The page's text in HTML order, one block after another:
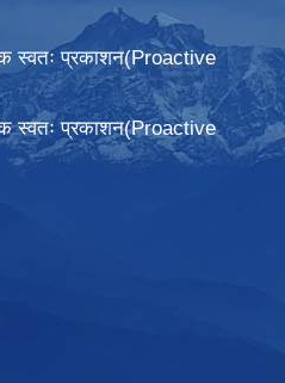
स्वतः प्रकाशन(Proactive
स्वतः प्रकाशन(Proactive